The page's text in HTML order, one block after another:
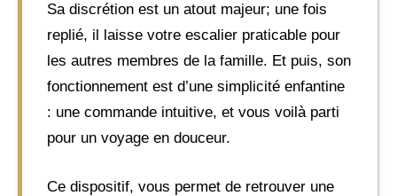
Sa discrétion est un atout majeur; une fois
replié, il laisse votre escalier praticable pour
les autres membres de la famille. Et puis, son
fonctionnement est d’une simplicité enfantine
: une commande intuitive, et vous voilà parti
pour un voyage en douceur.
Ce dispositif, vous permet de retrouver une